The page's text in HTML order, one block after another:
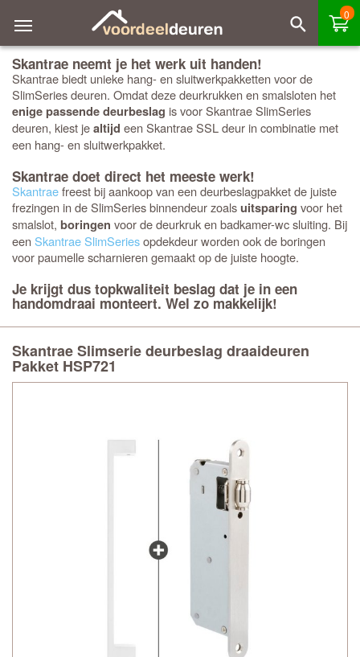
0
Skantrae neemt je het werk uit handen!
Skantrae biedt unieke hang- en sluitwerkpakketten voor de
SlimSeries deuren. Omdat deze deurkrukken en smalsloten het
enige passende deurbeslag is voor Skantrae SlimSeries
deuren, kiest jealtijd een Skantrae SSL deur in combinatie met
een hang- en sluitwerkpakket.
Skantrae doet direct het meeste werk!
Skantraefreest bij aankoop van een deurbeslagpakket de juiste
frezingen in de SlimSeries binnendeur zoalsuitsparing voor het
smalslot, boringen voor de deurkruk en badkamer-wc sluiting. Bij
eenSkantrae SlimSeriesopdekdeur worden ook de boringen
voor paumelle scharnieren gemaakt op de juiste hoogte.
Je krijgt dus topkwaliteit beslag dat je in een
handomdraai monteert. Wel zo makkelijk!
Skantrae Slimserie deurbeslag draaideuren
Pakket HSP721